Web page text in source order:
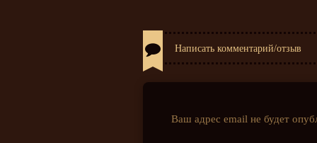
Написать комментарий/отзыв
Ваш адрес email не будет